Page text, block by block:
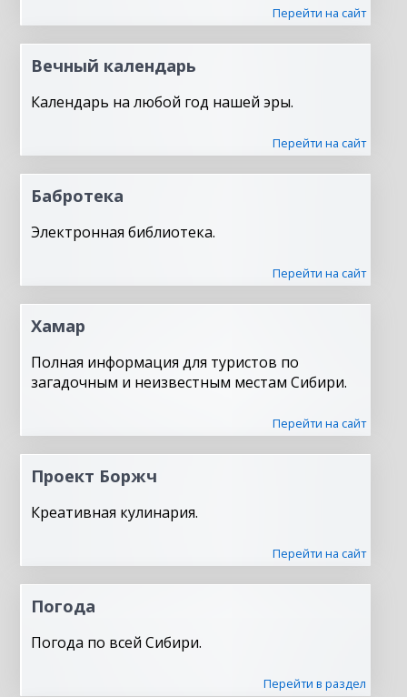
Перейти на сайт
Вечный календарь
Календарь на любой год нашей эры.
Перейти на сайт
Бабротека
Электронная библиотека.
Перейти на сайт
Хамар
Полная информация для туристов по
загадочным и неизвестным местам Сибири.
Перейти на сайт
Проект Боржч
Креативная кулинария.
Перейти на сайт
Погода
Погода по всей Сибири.
Перейти в раздел